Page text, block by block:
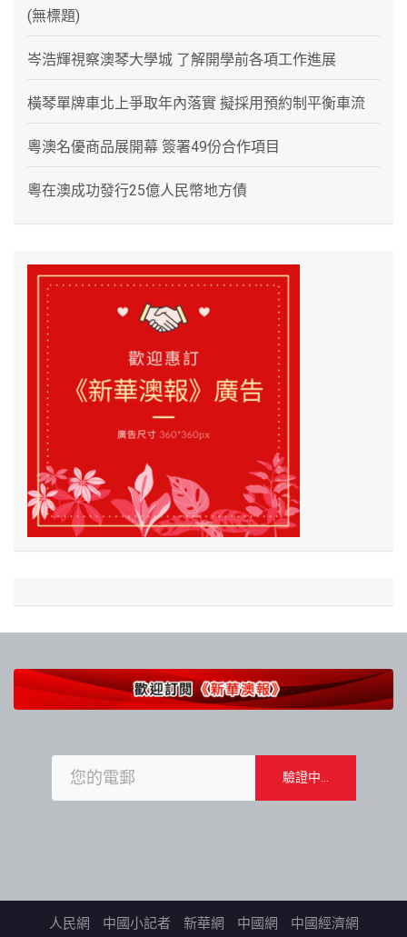
(無標題)
岑浩輝視察澳琴大學城 了解開學前各項工作進展
橫琴單牌車北上爭取年內落實 擬採用預約制平衡車流
粵澳名優商品展開幕 簽署49份合作項目
粵在澳成功發行25億人民幣地方債
人民網 中國小記者 新華網 中國網 中國經濟網